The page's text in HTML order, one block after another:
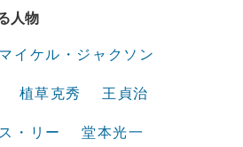
人物
マイケル・ジャクソン
植草克秀 王貞治
・リー 堂本光一